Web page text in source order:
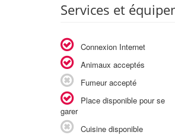
Services et
Connexion Internet
Animaux acceptés
Fumeur accepté
Place disponible pour se
garer
Cuisine disponible